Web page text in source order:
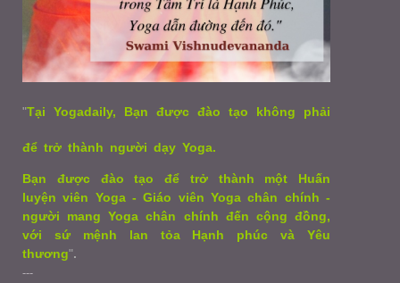
"Tại Yogadaily, Bạn được đào tạo không phải
để trở thành người dạy Yoga.
Bạn được đào tạo để trở thành một Huấn
luyện viên Yoga - Giáo viên Yoga chân chính -
người mang Yoga chân chính đến cộng đồng,
với sứ mệnh lan tỏa Hạnh phúc và Yêu
thương".
---